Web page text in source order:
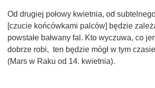
Od drugiej połowy kwietnia, od
[czucie końcówkami palców] będzie
powstałe bałwany fal. Kto wyczuwa, co
dobrze robi, ten będzie mógł w tym
(Mars w Raku od 14. kwietnia).